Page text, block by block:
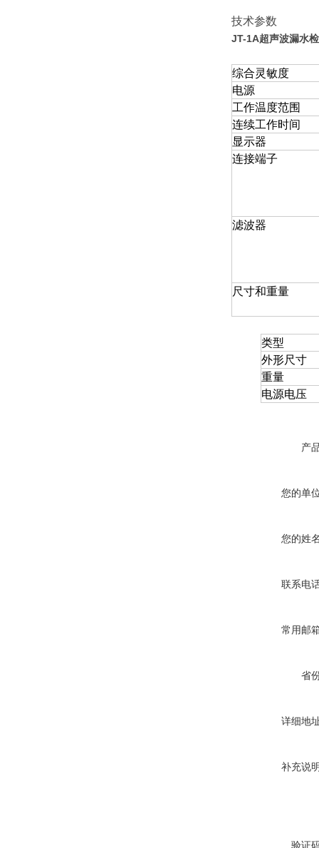
技术参数
JT-1A超声波漏水
综合灵敏度
电源
工作温度范围
连续工作时间
显示器
连接端子
滤波器
尺寸和重量
类型
外形尺寸
重量
电源电压
产
您的单
您的姓
联系电
常用邮
省
详细地
补充说
验证